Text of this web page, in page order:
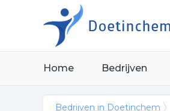
Home Bedrijven
Bedrijven in Doetinchem